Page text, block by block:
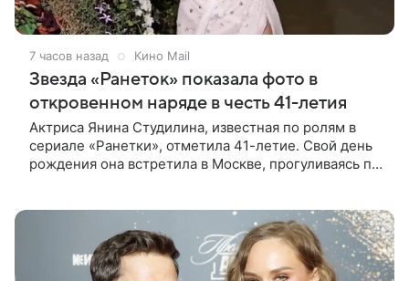
7 часов назад Кино Mail
Звезда «Ранеток» показала фото в
откровенном наряде в честь 41-летия
Актриса Янина Студилина, известная по ролям в
сериале «Ранетки», отметила 41-летие. Свой день
рождения она встретила в Москве, прогуливаясь по